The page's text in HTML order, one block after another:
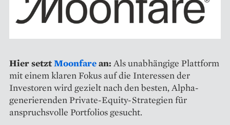
Hier setztMoonfarean: Als unabhängige Plattform
mit einem klaren Fokus auf die Interessen der
Investoren wird gezielt nach den besten, Alpha-
generierenden Private-Equity-Strategien für
anspruchsvolle Portfolios gesucht.